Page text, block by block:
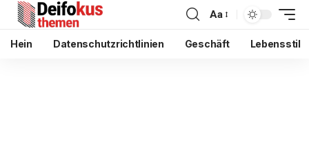
Aa
Hein Datenschutzrichtlinien Geschäft Lebensstil